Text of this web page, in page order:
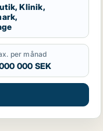
Klinik,
per månad
000 SEK